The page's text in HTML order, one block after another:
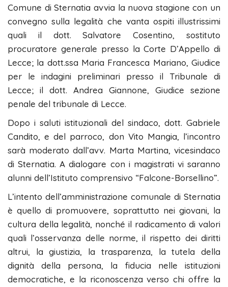
Comune di Sternatia avvia la nuova stagione con un
convegno sulla legalità che vanta ospiti illustrissimi
quali il dott. Salvatore Cosentino, sostituto
procuratore generale presso la Corte D’Appello di
Lecce; la dott.ssa Maria Francesca Mariano, Giudice
per le indagini preliminari presso il Tribunale di
Lecce; il dott. Andrea Giannone, Giudice sezione
penale del tribunale di Lecce.
Dopo i saluti istituzionali del sindaco, dott. Gabriele
Candito, e del parroco, don Vito Mangia, l’incontro
sarà moderato dall’avv. Marta Martina, vicesindaco
di Sternatia. A dialogare con i magistrati vi saranno
alunni dell’Istituto comprensivo “Falcone-Borsellino”.
L’intento dell’amministrazione comunale di Sternatia
è quello di promuovere, soprattutto nei giovani, la
cultura della legalità, nonché il radicamento di valori
quali l’osservanza delle norme, il rispetto dei diritti
altrui, la giustizia, la trasparenza, la tutela della
dignità della persona, la fiducia nelle istituzioni
democratiche, e la riconoscenza verso chi offre la